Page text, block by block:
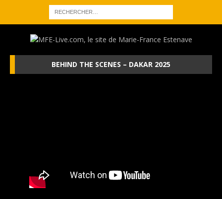
BEHIND THE SCENES – DAKAR 2025